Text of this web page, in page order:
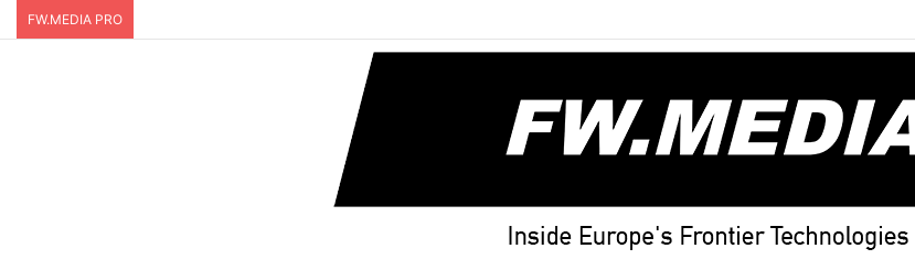
FW.MEDIA PRO